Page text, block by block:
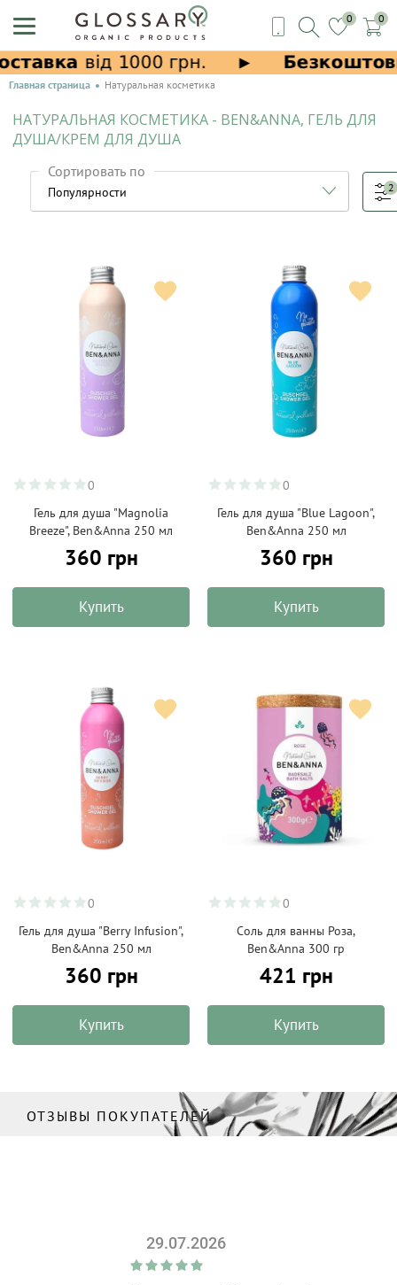
0 0
Главная страница Натуральная косметика
НАТУРАЛЬНАЯ КОСМЕТИКА - BEN&ANNA, ГЕЛЬ ДЛЯ
ДУША/КРЕМ ДЛЯ ДУША
Сортировать по
2
0
Гель для душа "Magnolia
Breeze", Ben&Anna 250 мл
360 грн
Купить
0
Гель для душа "Blue Lagoon",
Ben&Anna 250 мл
360 грн
Купить
0
Гель для душа "Berry Infusion",
Ben&Anna 250 мл
360 грн
Купить
0
Соль для ванны Роза,
Ben&Anna 300 гр
421 грн
Купить
ОТЗЫВЫ ПОКУПАТЕЛЕЙ
29.07.2026